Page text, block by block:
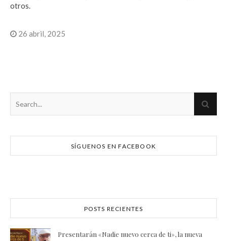
otros.
26 abril, 2025
SÍGUENOS EN FACEBOOK
POSTS RECIENTES
Presentarán «Nadie nuevo cerca de ti», la nueva